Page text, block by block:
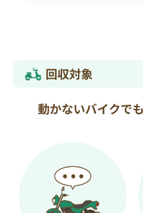
回収対象
動かないバイクで